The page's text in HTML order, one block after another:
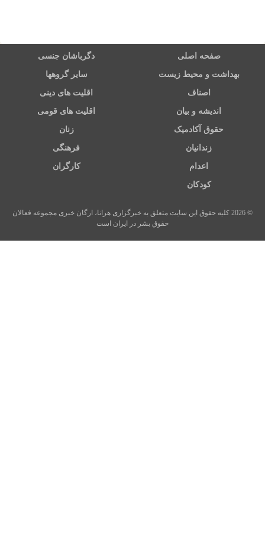
صفحه اصلی دگرباشان جنسی
بهداشت و محیط زیست سایر گروهها
اصناف اقلیت های دینی
اندیشه و بیان اقلیت های قومی
حقوق آکادمیک زنان
زندانیان فرهنگی
اعدام کارگران
کودکان
© 2026 کلیه حقوق این سایت متعلق به خبرگزاری هرانا، ارگان خبری مجموعه فعالان
حقوق بشر در ایران است